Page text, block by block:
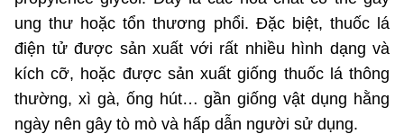
ung thư hoặc tổn thương phổi. Đặc biệt, thuốc lá
điện tử được sản xuất với rất nhiều hình dạng và
kích cỡ, hoặc được sản xuất giống thuốc lá thông
thường, xì gà, ống hút… gần giống vật dụng hằng
ngày nên gây tò mò và hấp dẫn người sử dụng.